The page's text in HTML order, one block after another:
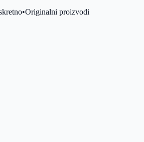
•Originalni proizvodi